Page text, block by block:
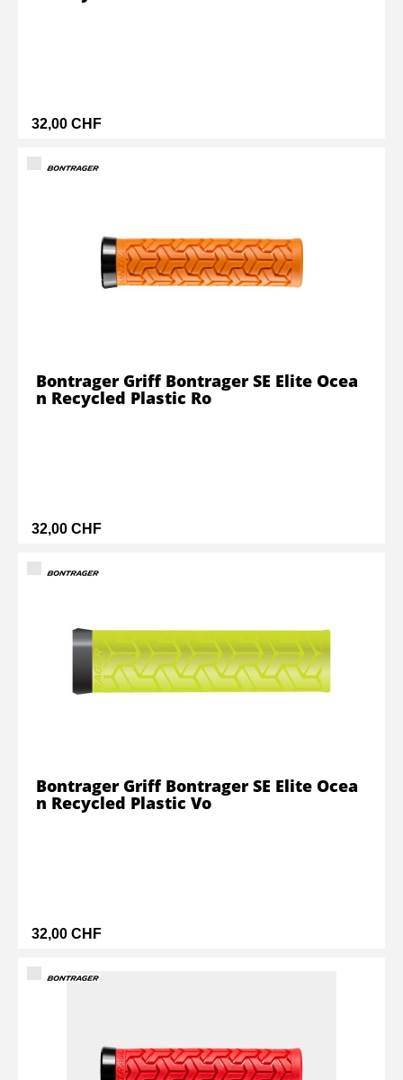
32,00 CHF
32,00 CHF
Bontrager Griff Bontrager SE Elite Ocea
n Recycled Plastic Ro
32,00 CHF
Bontrager Griff Bontrager SE Elite Ocea
n Recycled Plastic Vo